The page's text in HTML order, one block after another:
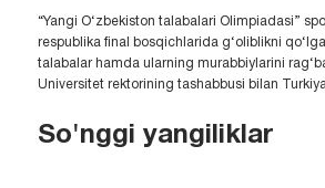
“Yangi O‘zbekiston talabalari Olimpiadasi”
respublika final bosqichlarida g‘oliblikni
talabalar hamda ularning murabbiylarini
Universitet rektorining tashabbusi bilan Turkiya
So'nggi yangiliklar